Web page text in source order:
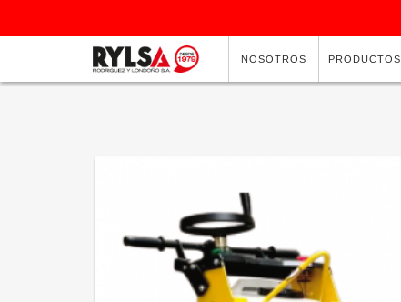
NOSOTROS PRODUCTOS